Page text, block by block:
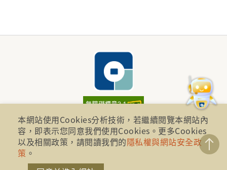
財團法人金融消費評議中心 著作權所有
地址：10041台北市忠孝西路一段四號17樓(崇聖大樓)
本網站使用Cookies分析技術，若繼續閱覽本網站內
容，即表示您同意我們使用Cookies。更多Cookies
以及相關政策，請閱讀我們的隱私權與網站安全政
策 。